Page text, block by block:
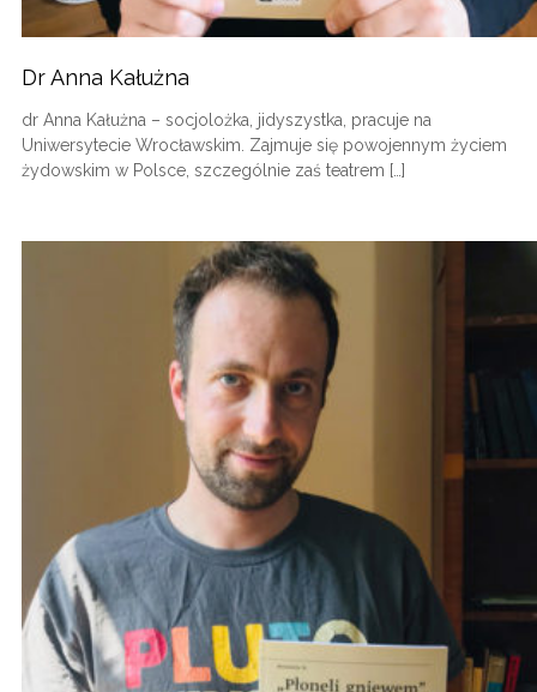
Dr Anna Kałużna
dr Anna Kałużna – socjolożka, jidyszystka, pracuje na
Uniwersytecie Wrocławskim. Zajmuje się powojennym życiem
żydowskim w Polsce, szczególnie zaś teatrem […]